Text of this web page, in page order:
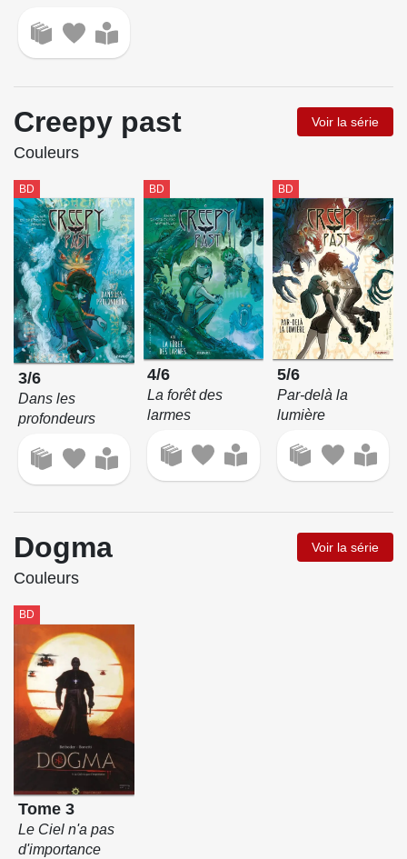
Creepy past Voir la série
Couleurs
BD
3/6
Dans les
profondeurs
BD
4/6
La forêt des
larmes
BD
5/6
Par-delà la
lumière
Dogma Voir la série
Couleurs
BD
Tome 3
Le Ciel n'a pas
d'importance